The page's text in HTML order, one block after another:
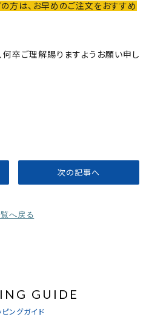
方は、お早めのご注文をおすすめ
何卒ご理解賜りますようお願い申し
へ戻る
次の記事へ
GUIDE
ピングガイド